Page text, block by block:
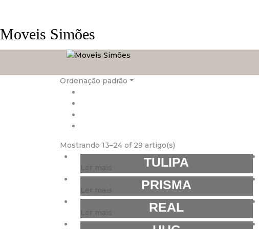
Moveis Simões
Ordenação padrão
Mostrando 13–24 of 29 artigo(s)
Ler mais TULIPA
Ler mais PRISMA
Ler mais REAL